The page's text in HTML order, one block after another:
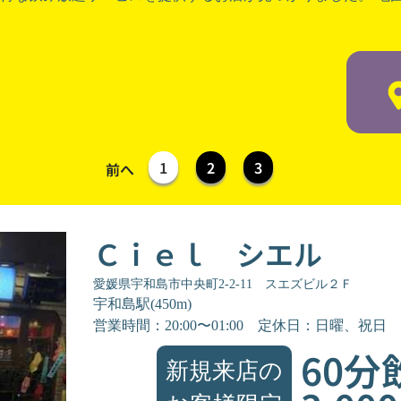
前へ 1 2 3
Ｃｉｅｌ シエル
愛媛県宇和島市中央町2-2-11 スエズビル２Ｆ
宇和島駅(450m)
営業時間：20:00〜01:00
定休日：日曜、祝日
新規来店の
60分